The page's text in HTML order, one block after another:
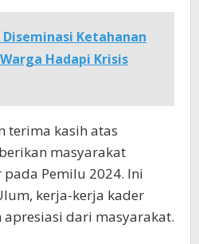
Ketahanan
Hadapi Krisis
terima kasih atas
masyarakat
Pemilu 2024. Ini
kerja-kerja kader
dari masyarakat.